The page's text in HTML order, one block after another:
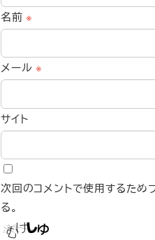
名前※
メール※
サイト
次回のコメントで使用するため
る。